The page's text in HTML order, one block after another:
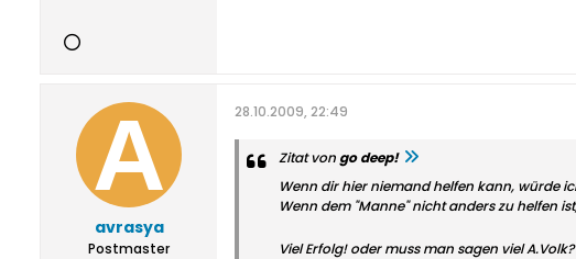
avrasya
Postmaster
28.10.2009, 22:49
Zitat von go deep!
Wenn dir hier niemand helfen kann, würde
Wenn dem "Manne" nicht anders zu helfen
Viel Erfolg!oder muss man sagen viel A.Volk?